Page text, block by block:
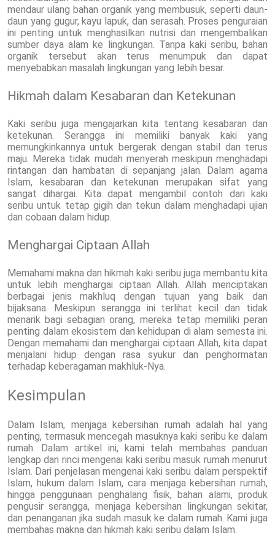
mendaur ulang bahan organik yang membusuk, seperti daun-
daun yang gugur, kayu lapuk, dan serasah. Proses penguraian
ini penting untuk menghasilkan nutrisi dan mengembalikan
sumber daya alam ke lingkungan. Tanpa kaki seribu, bahan
organik tersebut akan terus menumpuk dan dapat
menyebabkan masalah lingkungan yang lebih besar.
Hikmah dalam Kesabaran dan Ketekunan
Kaki seribu juga mengajarkan kita tentang kesabaran dan
ketekunan. Serangga ini memiliki banyak kaki yang
memungkinkannya untuk bergerak dengan stabil dan terus
maju. Mereka tidak mudah menyerah meskipun menghadapi
rintangan dan hambatan di sepanjang jalan. Dalam agama
Islam, kesabaran dan ketekunan merupakan sifat yang
sangat dihargai. Kita dapat mengambil contoh dari kaki
seribu untuk tetap gigih dan tekun dalam menghadapi ujian
dan cobaan dalam hidup.
Menghargai Ciptaan Allah
Memahami makna dan hikmah kaki seribu juga membantu kita
untuk lebih menghargai ciptaan Allah. Allah menciptakan
berbagai jenis makhluq dengan tujuan yang baik dan
bijaksana. Meskipun serangga ini terlihat kecil dan tidak
menarik bagi sebagian orang, mereka tetap memiliki peran
penting dalam ekosistem dan kehidupan di alam semesta ini.
Dengan memahami dan menghargai ciptaan Allah, kita dapat
menjalani hidup dengan rasa syukur dan penghormatan
terhadap keberagaman makhluk-Nya.
Kesimpulan
Dalam Islam, menjaga kebersihan rumah adalah hal yang
penting, termasuk mencegah masuknya kaki seribu ke dalam
rumah. Dalam artikel ini, kami telah membahas panduan
lengkap dan rinci mengenai kaki seribu masuk rumah menurut
Islam. Dari penjelasan mengenai kaki seribu dalam perspektif
Islam, hukum dalam Islam, cara menjaga kebersihan rumah,
hingga penggunaan penghalang fisik, bahan alami, produk
pengusir serangga, menjaga kebersihan lingkungan sekitar,
dan penanganan jika sudah masuk ke dalam rumah. Kami juga
membahas makna dan hikmah kaki seribu dalam Islam.